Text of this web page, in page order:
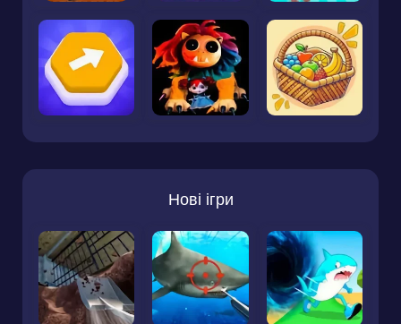
Нові ігри